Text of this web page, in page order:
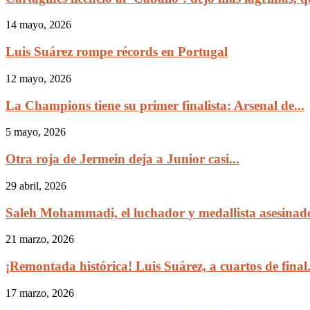
14 mayo, 2026
Luis Suárez rompe récords en Portugal
12 mayo, 2026
La Champions tiene su primer finalista: Arsenal de...
5 mayo, 2026
Otra roja de Jermein deja a Junior casi...
29 abril, 2026
Saleh Mohammadi, el luchador y medallista
21 marzo, 2026
¡Remontada histórica! Luis Suárez, a cuartos de
17 marzo, 2026